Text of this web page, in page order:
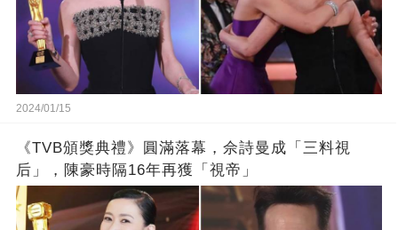
2024/01/15
《TVB頒獎典禮》圓滿落幕，佘詩曼成「三料視
后」，陳豪時隔16年再獲「視帝」